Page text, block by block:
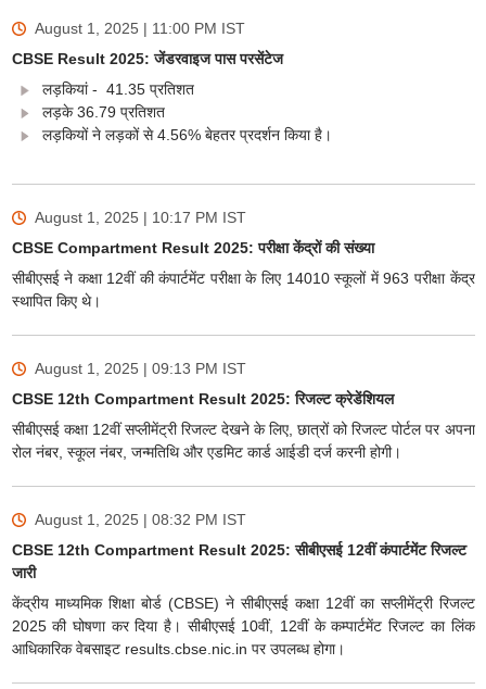
August 1, 2025 | 11:00 PM IST
CBSE Result 2025: जेंडरवाइज पास परसेंटेज
लड़कियां - 41.35 प्रतिशत
लड़के 36.79 प्रतिशत
लड़कियों ने लड़कों से 4.56% बेहतर प्रदर्शन किया है।
August 1, 2025 | 10:17 PM IST
CBSE Compartment Result 2025: परीक्षा केंद्रों की संख्या
सीबीएसई ने कक्षा 12वीं की कंपार्टमेंट परीक्षा के लिए 14010 स्कूलों में 963 परीक्षा केंद्र
स्थापित किए थे।
August 1, 2025 | 09:13 PM IST
CBSE 12th Compartment Result 2025: रिजल्ट क्रेडेंशियल
सीबीएसई कक्षा 12वीं सप्लीमेंट्री रिजल्ट देखने के लिए, छात्रों को रिजल्ट पोर्टल पर अपना
रोल नंबर, स्कूल नंबर, जन्मतिथि और एडमिट कार्ड आईडी दर्ज करनी होगी।
August 1, 2025 | 08:32 PM IST
CBSE 12th Compartment Result 2025: सीबीएसई 12वीं कंपार्टमेंट रिजल्ट
जारी
केंद्रीय माध्यमिक शिक्षा बोर्ड (CBSE) ने सीबीएसई कक्षा 12वीं का सप्लीमेंट्री रिजल्ट
2025 की घोषणा कर दिया है। सीबीएसई 10वीं, 12वीं के कम्पार्टमेंट रिजल्ट का लिंक
आधिकारिक वेबसाइट results.cbse.nic.in पर उपलब्ध होगा।